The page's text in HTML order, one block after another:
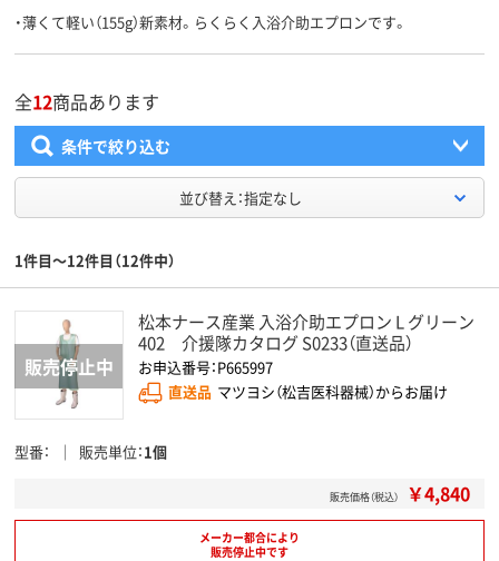
・薄くて軽い（155g）新素材。らくらく入浴介助エプロンです。
全12商品あります
条件で絞り込む
並び替え：指定なし
1件目～12件目（12件中）
松本ナース産業 入浴介助エプロン L グリーン
402 介援隊カタログ S0233（直送品）
お申込番号：P665997
直送品 マツヨシ（松吉医科器械）からお届け
型番 販売単位 1個
販売価格（税込） ￥4,840
メーカー都合により
販売停止中です